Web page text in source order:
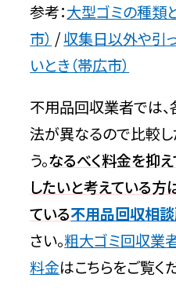
参考：大型ゴミの種類
市） /収集日以外や引
いとき（帯広市）
不用品回収業者では
法が異なるので比較し
う。なるべく料金を抑
したいと考えている方
ている不用品回収相
さい。粗大ゴミ回収業
料金はこちらをご覧く